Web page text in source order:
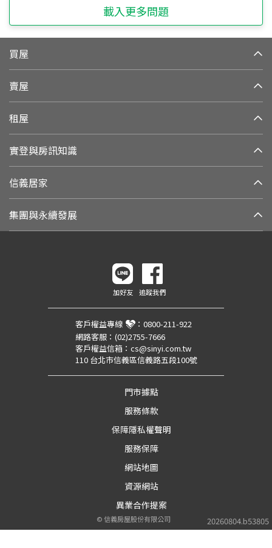
載入更多問題
買屋
賣屋
租屋
實登與房訊知識
信義居家
集團與永續發展
20260804.b53805
加好友 追蹤我們
客戶權益專線 ： 0800-211-922
網路客服： (02)2755-7666
客戶權益信箱： cs@sinyi.com.tw
110 台北市信義區信義路五段100號
門市據點
服務條款
保障隱私權聲明
服務保障
網站地圖
資源網站
異業合作提案
©信義房屋股份有限公司